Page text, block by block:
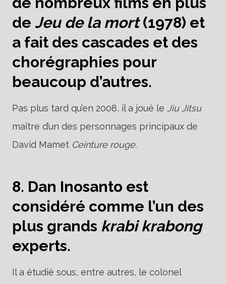
de Jeu de la mort(1978) et
a fait des cascades et des
chorégraphies pour
beaucoup d’autres.
Pas plus tard qu’en 2008, il a joué le Jiu Jitsu
maître d’un des personnages principaux de
David Mamet Ceinture rouge.
8. Dan Inosanto est
considéré comme l’un des
plus grands krabi krabong
experts.
Il a étudié sous, entre autres, le colonel